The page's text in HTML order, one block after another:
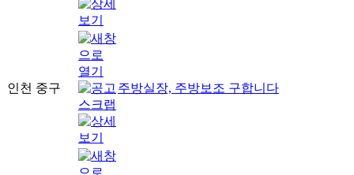
인천 중구 주방실장, 주방보조 구합니다